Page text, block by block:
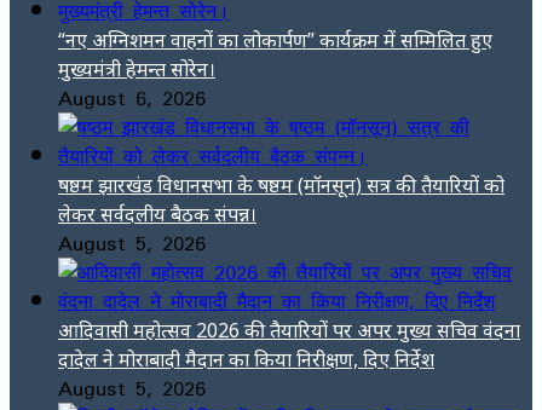
“नए अग्निशमन वाहनों का लोकार्पण” कार्यक्रम में सम्मिलित हुए
मुख्यमंत्री हेमन्त सोरेन।
August 6, 2026
षष्ठम झारखंड विधानसभा के षष्ठम (मॉनसून) सत्र की तैयारियों को
लेकर सर्वदलीय बैठक संपन्न।
August 5, 2026
आदिवासी महोत्सव 2026 की तैयारियों पर अपर मुख्य सचिव वंदना
दादेल ने मोराबादी मैदान का किया निरीक्षण, दिए निर्देश
August 5, 2026